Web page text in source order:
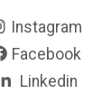
Instagram
Facebook
Linkedin